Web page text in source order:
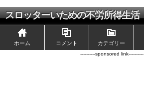
スロッターいための不労所得生活
ホーム コメント カテゴリー
----------sponsored link----------